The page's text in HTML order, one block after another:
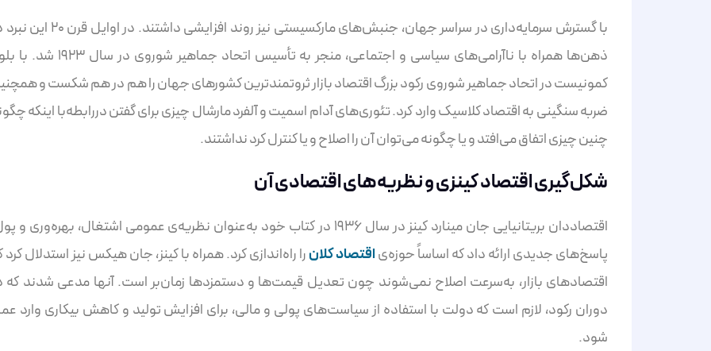
با گسترش سرمایه‌داری در سراسر جهان، جنبش‌های مارکسیستی نیز روند افزایشی داشتند.
ذهن‌ها همراه با ناآرامی‌های سیاسی و اجتماعی، منجر به تأسیس اتحاد جماهیر شوروی
کمونیست در اتحاد جماهیر شوروی رکود بزرگ اقتصاد بازار ثروتمندترین کشورهای جهان را هم در هم شکست و
ضربه سنگینی به اقتصاد کلاسیک وارد کرد. تئوری‌های آدام اسمیت و آلفرد مارشال چیزی برای گفتن دررابطه‌با اینکه
چنین چیزی اتفاق می‌افتد و یا چگونه می‌توان آن را اصلاح و یا کنترل کرد نداشتند.
شکل‌گیری اقتصاد کینزی و نظریه‌های اقتصادی آن
اقتصاددان بریتانیایی جان مینارد کینز در سال ۱۹۳۶ در کتاب خود به‌عنوان نظریه‌ی عمومی اشتغال، بهره‌وری و
پاسخ‌های جدیدی ارائه داد که اساساً حوزه‌یاقتصاد کلانرا راه‌اندازی کرد. همراه با کینز، جان هیکس نیز استدلال کرد
اقتصادهای بازار، به‌سرعت اصلاح نمی‌شوند چون تعدیل قیمت‌ها و دستمزدها زمان‌بر است. آنها مدعی شدند که
دوران رکود، لازم است که دولت با استفاده از سیاست‌های پولی و مالی، برای افزایش تولید و کاهش بیکاری وارد
شود.